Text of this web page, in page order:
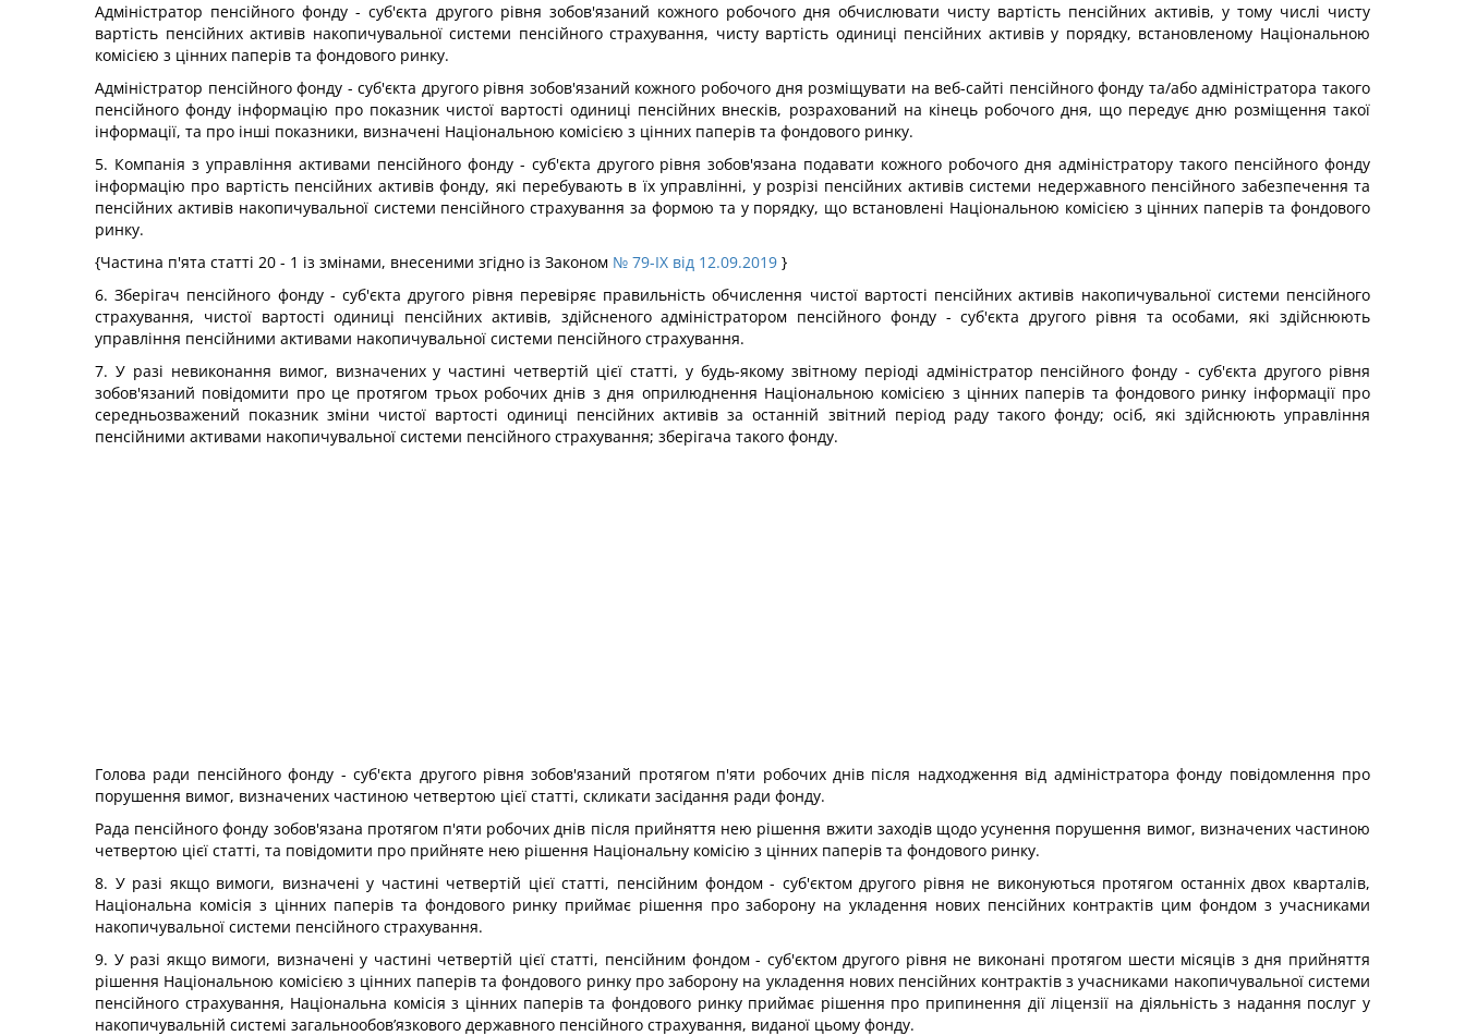
Адміністратор пенсійного фонду - суб'єкта другого рівня зобов'язаний кожного робочого дня обчислювати чисту вартість пенсійних активів, у тому числі чисту
вартість пенсійних активів накопичувальної системи пенсійного страхування, чисту вартість одиниці пенсійних активів у порядку, встановленому Національною
комісією з цінних паперів та фондового ринку.
Адміністратор пенсійного фонду - суб'єкта другого рівня зобов'язаний кожного робочого дня розміщувати на веб-сайті пенсійного фонду та/або адміністратора такого
пенсійного фонду інформацію про показник чистої вартості одиниці пенсійних внесків, розрахований на кінець робочого дня, що передує дню розміщення такої
інформації, та про інші показники, визначені Національною комісією з цінних паперів та фондового ринку.
5. Компанія з управління активами пенсійного фонду - суб'єкта другого рівня зобов'язана подавати кожного робочого дня адміністратору такого пенсійного фонду
інформацію про вартість пенсійних активів фонду, які перебувають в їх управлінні, у розрізі пенсійних активів системи недержавного пенсійного забезпечення та
пенсійних активів накопичувальної системи пенсійного страхування за формою та у порядку, що встановлені Національною комісією з цінних паперів та фондового
ринку.
{Частина п'ята статті 20 - 1 із змінами, внесеними згідно із Законом № 79-IX від 12.09.2019 }
6. Зберігач пенсійного фонду - суб'єкта другого рівня перевіряє правильність обчислення чистої вартості пенсійних активів накопичувальної системи пенсійного
страхування, чистої вартості одиниці пенсійних активів, здійсненого адміністратором пенсійного фонду - суб'єкта другого рівня та особами, які здійснюють
управління пенсійними активами накопичувальної системи пенсійного страхування.
7. У разі невиконання вимог, визначених у частині четвертій цієї статті, у будь-якому звітному періоді адміністратор пенсійного фонду - суб'єкта другого рівня
зобов'язаний повідомити про це протягом трьох робочих днів з дня оприлюднення Національною комісією з цінних паперів та фондового ринку інформації про
середньозважений показник зміни чистої вартості одиниці пенсійних активів за останній звітний період раду такого фонду; осіб, які здійснюють управління
пенсійними активами накопичувальної системи пенсійного страхування; зберігача такого фонду.
Голова ради пенсійного фонду - суб'єкта другого рівня зобов'язаний протягом п'яти робочих днів після надходження від адміністратора фонду повідомлення про
порушення вимог, визначених частиною четвертою цієї статті, скликати засідання ради фонду.
Рада пенсійного фонду зобов'язана протягом п'яти робочих днів після прийняття нею рішення вжити заходів щодо усунення порушення вимог, визначених частиною
четвертою цієї статті, та повідомити про прийняте нею рішення Національну комісію з цінних паперів та фондового ринку.
8. У разі якщо вимоги, визначені у частині четвертій цієї статті, пенсійним фондом - суб'єктом другого рівня не виконуються протягом останніх двох кварталів,
Національна комісія з цінних паперів та фондового ринку приймає рішення про заборону на укладення нових пенсійних контрактів цим фондом з учасниками
накопичувальної системи пенсійного страхування.
9. У разі якщо вимоги, визначені у частині четвертій цієї статті, пенсійним фондом - суб'єктом другого рівня не виконані протягом шести місяців з дня прийняття
рішення Національною комісією з цінних паперів та фондового ринку про заборону на укладення нових пенсійних контрактів з учасниками накопичувальної системи
пенсійного страхування, Національна комісія з цінних паперів та фондового ринку приймає рішення про припинення дії ліцензії на діяльність з надання послуг у
накопичувальній системі загальнообов’язкового державного пенсійного страхування, виданої цьому фонду.